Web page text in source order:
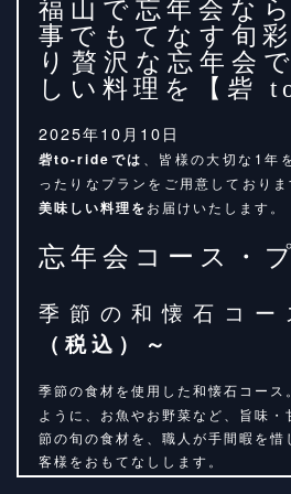
福山で忘年会な
事でもてなす旬
り贅沢な忘年会
しい料理を【砦
2025年10月10日
砦to-rideでは 、皆様の大切な1年
ったりなプランをご用意しており
美味しい料理をお届けいたします。
忘年会コース・
季節の和懐石コ
（税込）～
季節の食材を使用した和懐石コース。
ように、お魚やお野菜など、旨味
節の旬の食材を、職人が手間暇を惜
客様をおもてなしします。